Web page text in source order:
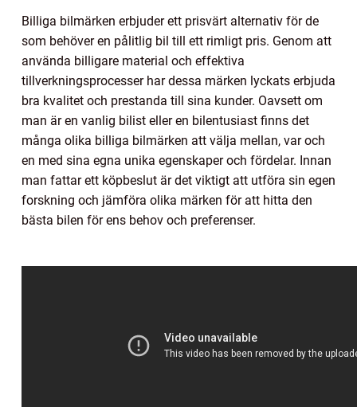
Billiga bilmärken erbjuder ett prisvärt alternativ för de
som behöver en pålitlig bil till ett rimligt pris. Genom att
använda billigare material och effektiva
tillverkningsprocesser har dessa märken lyckats erbjuda
bra kvalitet och prestanda till sina kunder. Oavsett om
man är en vanlig bilist eller en bilentusiast finns det
många olika billiga bilmärken att välja mellan, var och
en med sina egna unika egenskaper och fördelar. Innan
man fattar ett köpbeslut är det viktigt att utföra sin egen
forskning och jämföra olika märken för att hitta den
bästa bilen för ens behov och preferenser.